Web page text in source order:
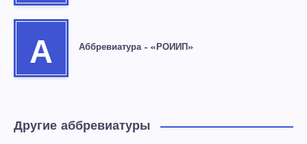
А Аббревиатура – «РОИИП»
Другие аббревиатуры